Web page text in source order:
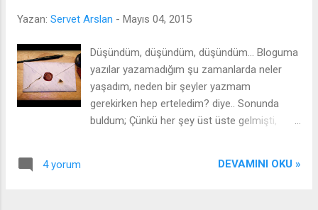
değişmişse, biliyorum ki sizlerde de buna
görüşte aşk diye buna denir. İşte aynen öyle
bir şey bu da, şiirleri sevmek de böyle bir şey
olsa gerek. Çünkü bende Can Yücel'in bir şiiri
olan "Sevdiğin Kadar Sevilirsin" i okuyana
kadar az önce de dediğim gibi şiirleri
gerek duymuyordum desem daha doğru
Yazan: Servet Arslan - Mayıs 04, 2015
Düşündüm, düşündüm, düşündüm... Bloguma
yazılar yazamadığım şu zamanlarda neler
yaşadım, neden bir şeyler yazmam
gerekirken hep erteledim? diye.. Sonunda
buldum; Çünkü her şey üst üste gelmişti,
diyordu. Ben her ikisine de yetişmeye
4 yorum DEVAMINI OKU »